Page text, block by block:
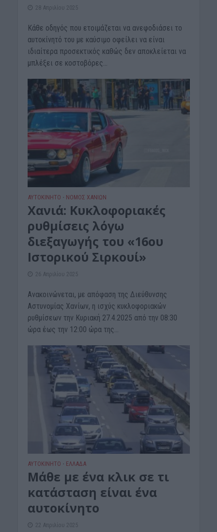
28 Απριλίου 2025
Κάθε οδηγός που ετοιμάζεται να ανεφοδιάσει το
αυτοκίνητό του με καύσιμο οφείλει να είναι
ιδιαίτερα προσεκτικός καθώς δεν αποκλείεται να
μπλέξει σε κοστοβόρες...
ΑΥΤΟΚΙΝΗΤΟ • ΝΟΜΌΣ ΧΑΝΊΩΝ
Χανιά: Κυκλοφοριακές
ρυθμίσεις λόγω
διεξαγωγής του «16ου
Ιστορικού Σιρκουί»
26 Απριλίου 2025
Ανακοινώνεται, με απόφαση της Διεύθυνσης
Αστυνομίας Χανίων, η ισχύς κυκλοφοριακών
ρυθμίσεων την Κυριακή 27.4.2025 από την 08:30
ώρα έως την 12:00 ώρα της...
ΑΥΤΟΚΙΝΗΤΟ • ΕΛΛΑΔΑ
Μάθε με ένα κλικ σε τι
κατάσταση είναι ένα
αυτοκίνητο
22 Απριλίου 2025